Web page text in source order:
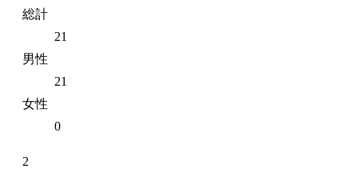
総計
21
男性
21
女性
0
2